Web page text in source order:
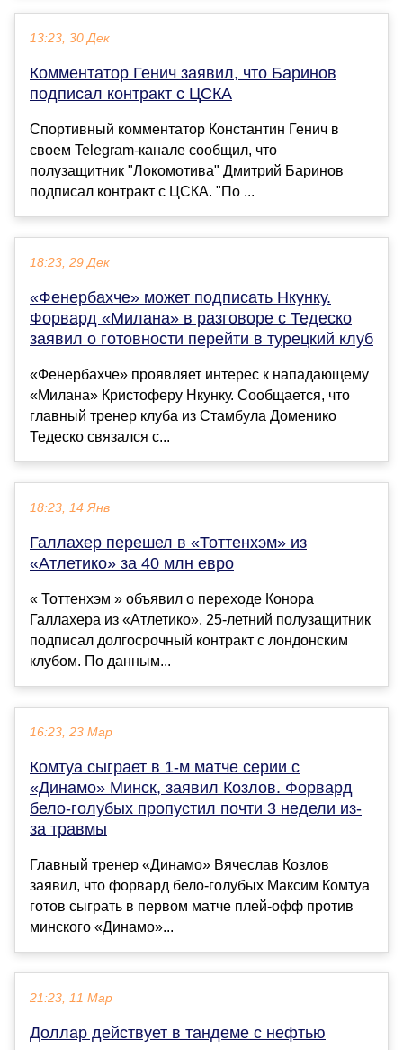
13:23, 30 Дек
Комментатор Генич заявил, что Баринов
подписал контракт с ЦСКА
Спортивный комментатор Константин Генич в
своем Telegram-канале сообщил, что
полузащитник "Локомотива" Дмитрий Баринов
подписал контракт с ЦСКА. "По ...
18:23, 29 Дек
«Фенербахче» может подписать Нкунку.
Форвард «Милана» в разговоре с Тедеско
заявил о готовности перейти в турецкий клуб
«Фенербахче» проявляет интерес к нападающему
«Милана» Кристоферу Нкунку. Сообщается, что
главный тренер клуба из Стамбула Доменико
Тедеско связался с...
18:23, 14 Янв
Галлахер перешел в «Тоттенхэм» из
«Атлетико» за 40 млн евро
« Тоттенхэм » объявил о переходе Конора
Галлахера из «Атлетико». 25-летний полузащитник
подписал долгосрочный контракт с лондонским
клубом. По данным...
16:23, 23 Мар
Комтуа сыграет в 1-м матче серии с
«Динамо» Минск, заявил Козлов. Форвард
бело-голубых пропустил почти 3 недели из-
за травмы
Главный тренер «Динамо» Вячеслав Козлов
заявил, что форвард бело-голубых Максим Комтуа
готов сыграть в первом матче плей-офф против
минского «Динамо»...
21:23, 11 Мар
Доллар действует в тандеме с нефтью